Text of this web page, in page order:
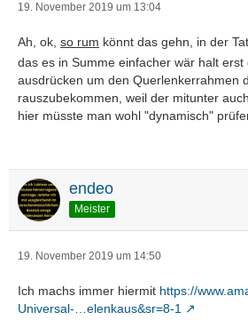
19. November 2019 um 13:04
Ah, ok, so rum könnt das gehn, in der Tat
das es in Summe einfacher wär halt erst
ausdrücken um den Querlenkerrahmen
rauszubekommen, weil der mitunter
hier müsste man wohl "dynamisch"
endeo
Meister
19. November 2019 um 14:50
Ich machs immer hiermit https://
Universal-…elenkaus&sr=8-1